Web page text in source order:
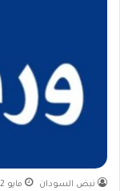
نبض السودان مايو 12, 2026